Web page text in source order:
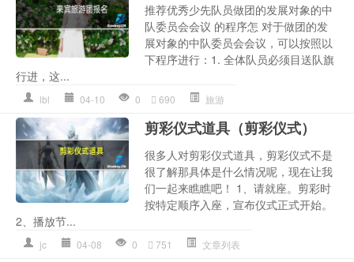
推荐优秀少先队员做团的发展对象的中
队委员会会议 的程序怎 对于做团的发
展对象的中队委员会会议，可以按照以
下程序进行：1. 全体队员必须目送队旗
行进，这...
lbl 04-10 0 690 旅游
剪彩仪式道具（剪彩仪式）
很多人对剪彩仪式道具，剪彩仪式不是
很了解那具体是什么情况呢，现在让我
们一起来瞧瞧吧！ 1、请就座。剪彩时
按特定顺序入座，宣布仪式正式开始。
2、播放节...
jc 04-08 0 751 文章列表